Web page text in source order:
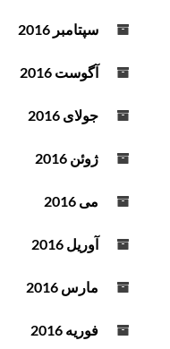
سپتامبر 2016
آگوست 2016
جولای 2016
ژوئن 2016
می 2016
آوریل 2016
مارس 2016
فوریه 2016